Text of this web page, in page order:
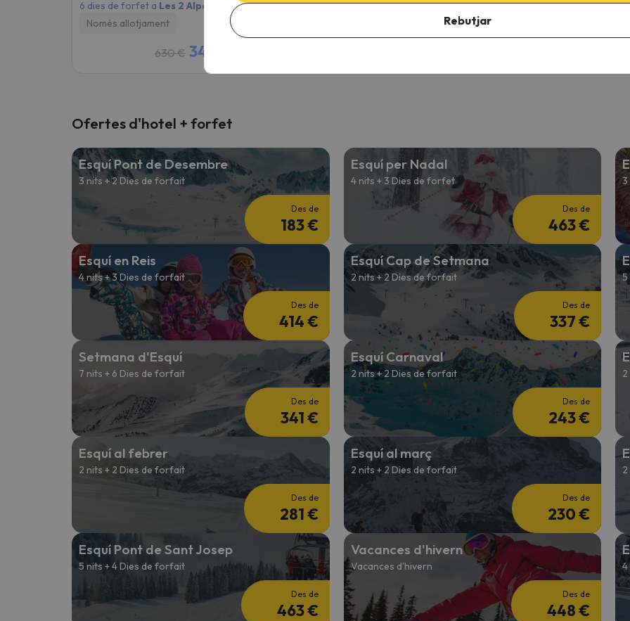
6 dies de forfet a Les 2 Alpes
Només allotjament
630 € 346 €
6 dies de forfet aLes 2 Alpes
6 dies de forfet aLes 2 Alpes
Ofertes d'hotel + forfet
Esquí Pont de Desembre
3 nits + 2 Dies de forfait
Des de
183 €
Esquí per Nadal
4 nits + 3 Dies de forfet
Des de
463 €
Esquí en Reis
4 nits + 3 Dies de forfait
Des de
414 €
Esquí Cap de Setmana
2 nits + 2 Dies de forfait
Des de
337 €
Setmana d'Esquí
7 nits + 6 Dies de forfait
Des de
341 €
Esquí Carnaval
2 nits + 2 Dies de forfait
Des de
243 €
Esquí al febrer
2 nits + 2 Dies de forfait
Des de
281 €
Esquí al març
2 nits + 2 Dies de forfait
Des de
230 €
Esquí Pont de Sant Josep
5 nits + 4 Dies de forfait
Des de
463 €
Vacances d'hivern
Vacances d'hivern
Des de
448 €
Rebutjar